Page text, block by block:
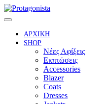
ΑΡΧΙΚΗ
SHOP
Νέες Αφίξεις
Εκπτώσεις
Accessories
Blazer
Coats
Dresses